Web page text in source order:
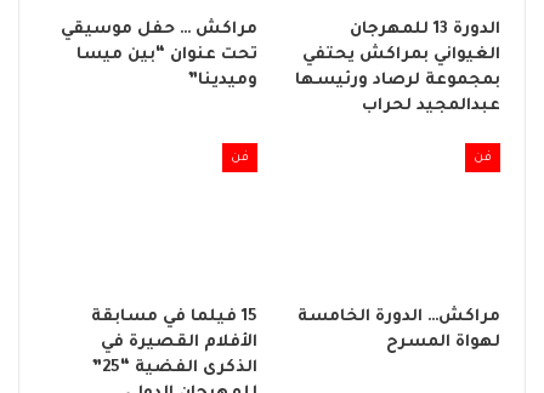
الدورة 13 للمهرجان
الغيواني بمراكش يحتفي
بمجموعة لرصاد ورئيسها
عبدالمجيد لحراب
مراكش … حفل موسيقي
تحت عنوان “بين ميسا
وميدينا”
فن
مراكش… الدورة الخامسة
لهواة المسرح
فن
15 فيلما في مسابقة
الأفلام القصيرة في
الذكرى الفضية “25”